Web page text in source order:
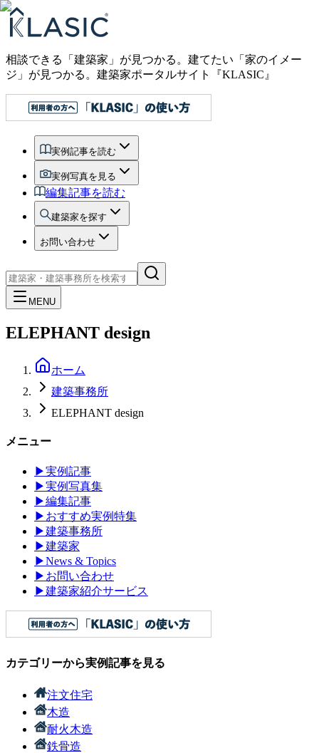
相談できる「建築家」が見つかる。建てたい「家のイメー
ジ」が見つかる。 建築家ポータルサイト『KLASIC』
実例記事を読む
実例写真を見る
編集記事を読む
建築家を探す
お問い合わせ
MENU
ELEPHANT design
ホーム
建築事務所
ELEPHANT design
メニュー
▶実例記事
▶実例写真集
▶編集記事
▶ おすすめ実例特集
▶建築事務所
▶建築家
▶News & Topics
▶ お問い合わせ
▶建築家紹介サービス
カテゴリーから実例記事を見る
注文住宅
木造
耐火木造
鉄骨造